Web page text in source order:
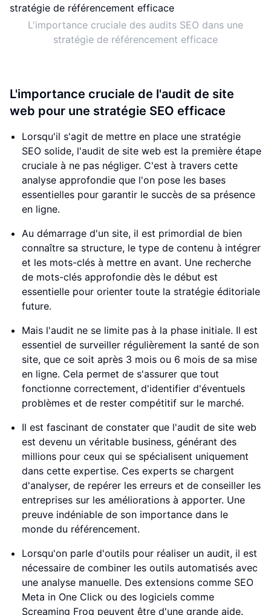
L'importance cruciale des audits SEO dans une
stratégie de référencement efficace
L'importance cruciale de l'audit de site
web pour une stratégie SEO efficace
Lorsqu'il s'agit de mettre en place une stratégie
SEO solide, l'audit de site web est la première étape
cruciale à ne pas négliger. C'est à travers cette
analyse approfondie que l'on pose les bases
essentielles pour garantir le succès de sa présence
en ligne.
Au démarrage d'un site, il est primordial de bien
connaître sa structure, le type de contenu à intégrer
et les mots-clés à mettre en avant. Une recherche
de mots-clés approfondie dès le début est
essentielle pour orienter toute la stratégie éditoriale
future.
Mais l'audit ne se limite pas à la phase initiale. Il est
essentiel de surveiller régulièrement la santé de son
site, que ce soit après 3 mois ou 6 mois de sa mise
en ligne. Cela permet de s'assurer que tout
fonctionne correctement, d'identifier d'éventuels
problèmes et de rester compétitif sur le marché.
Il est fascinant de constater que l'audit de site web
est devenu un véritable business, générant des
millions pour ceux qui se spécialisent uniquement
dans cette expertise. Ces experts se chargent
d'analyser, de repérer les erreurs et de conseiller les
entreprises sur les améliorations à apporter. Une
preuve indéniable de son importance dans le
monde du référencement.
Lorsqu'on parle d'outils pour réaliser un audit, il est
nécessaire de combiner les outils automatisés avec
une analyse manuelle. Des extensions comme SEO
Meta in One Click ou des logiciels comme
Screaming Frog peuvent être d'une grande aide.